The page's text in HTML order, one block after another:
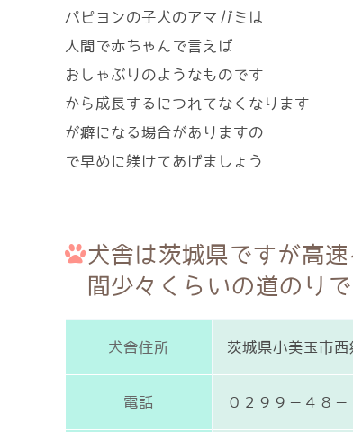
パピヨンの子犬のアマガミは
人間で赤ちゃんで言えば
おしゃぶりのようなものです
から成長するにつれてなくなります
が癖になる場合がありますの
で早めに躾けてあげましょう
犬舎は茨城県ですが高
間少々くらいの道のり
犬舎住所 茨城県小美玉市西
電話 ０２９９－４８－